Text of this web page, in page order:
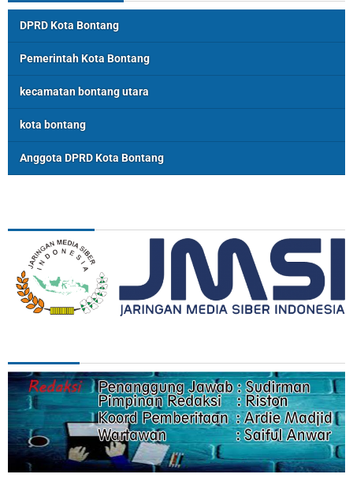
DPRD Kota Bontang
Pemerintah Kota Bontang
kecamatan bontang utara
kota bontang
Anggota DPRD Kota Bontang